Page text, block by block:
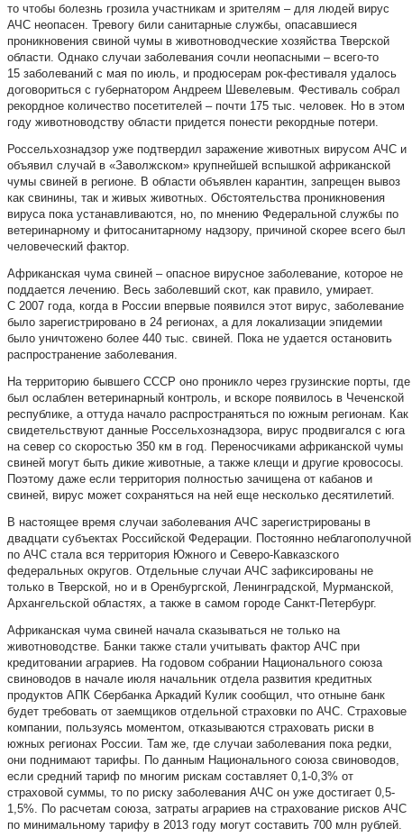
то чтобы болезнь грозила участникам и зрителям – для людей вирус
АЧС неопасен. Тревогу били санитарные службы, опасавшиеся
проникновения свиной чумы в животноводческие хозяйства Тверской
области. Однако случаи заболевания сочли неопасными – всего-то
15 заболеваний с мая по июль, и продюсерам рок-фестиваля удалось
договориться с губернатором Андреем Шевелевым. Фестиваль собрал
рекордное количество посетителей – почти 175 тыс. человек. Но в этом
году животноводству области придется понести рекордные потери.
Россельхознадзор уже подтвердил заражение животных вирусом АЧС и
объявил случай в «Заволжском» крупнейшей вспышкой африканской
чумы свиней в регионе. В области объявлен карантин, запрещен вывоз
как свинины, так и живых животных. Обстоятельства проникновения
вируса пока устанавливаются, но, по мнению Федеральной службы по
ветеринарному и фитосанитарному надзору, причиной скорее всего был
человеческий фактор.
Африканская чума свиней – опасное вирусное заболевание, которое не
поддается лечению. Весь заболевший скот, как правило, умирает.
С 2007 года, когда в России впервые появился этот вирус, заболевание
было зарегистрировано в 24 регионах, а для локализации эпидемии
было уничтожено более 440 тыс. свиней. Пока не удается остановить
распространение заболевания.
На территорию бывшего СССР оно проникло через грузинские порты, где
был ослаблен ветеринарный контроль, и вскоре появилось в Чеченской
республике, а оттуда начало распространяться по южным регионам. Как
свидетельствуют данные Россельхознадзора, вирус продвигался с юга
на север со скоростью 350 км в год. Переносчиками африканской чумы
свиней могут быть дикие животные, а также клещи и другие кровососы.
Поэтому даже если территория полностью зачищена от кабанов и
свиней, вирус может сохраняться на ней еще несколько десятилетий.
В настоящее время случаи заболевания АЧС зарегистрированы в
двадцати субъектах Российской Федерации. Постоянно неблагополучной
по АЧС стала вся территория Южного и Северо-Кавказского
федеральных округов. Отдельные случаи АЧС зафиксированы не
только в Тверской, но и в Оренбургской, Ленинградской, Мурманской,
Архангельской областях, а также в самом городе Санкт-Петербург.
Африканская чума свиней начала сказываться не только на
животноводстве. Банки также стали учитывать фактор АЧС при
кредитовании аграриев. На годовом собрании Национального союза
свиноводов в начале июля начальник отдела развития кредитных
продуктов АПК Сбербанка Аркадий Кулик сообщил, что отныне банк
будет требовать от заемщиков отдельной страховки по АЧС. Страховые
компании, пользуясь моментом, отказываются страховать риски в
южных регионах России. Там же, где случаи заболевания пока редки,
они поднимают тарифы. По данным Национального союза свиноводов,
если средний тариф по многим рискам составляет 0,1-0,3% от
страховой суммы, то по риску заболевания АЧС он уже достигает 0,5-
1,5%. По расчетам союза, затраты аграриев на страхование рисков АЧС
по минимальному тарифу в 2013 году могут составить 700 млн рублей.